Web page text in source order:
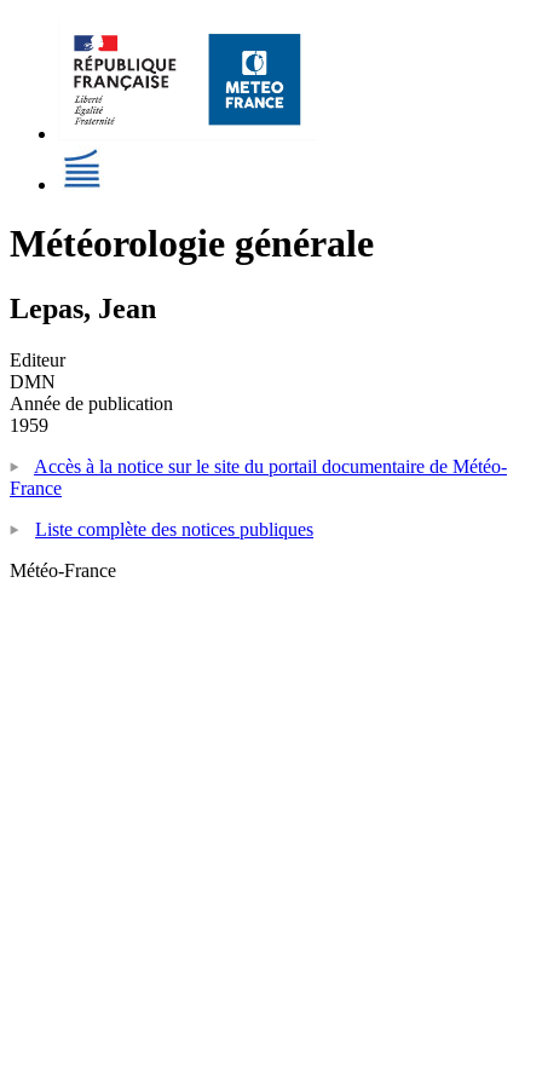
Météorologie générale
Lepas, Jean
Editeur
DMN
Année de publication
1959
Accès à la notice sur le site du portail documentaire de Météo-
France
Liste complète des notices publiques
Météo-France